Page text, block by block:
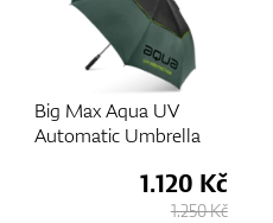
Max Aqua UV
Umbrella
1.120 Kč
1.250 Kč